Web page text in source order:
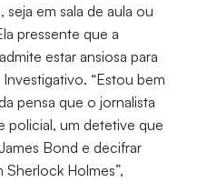
seja em sala de aula ou
pressente que a
estar ansiosa para
“Estou bem
pensa que o jornalista
policial, um detetive que
Bond e decifrar
Holmes”,